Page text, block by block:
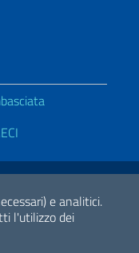
e analitici.
l'utilizzo dei